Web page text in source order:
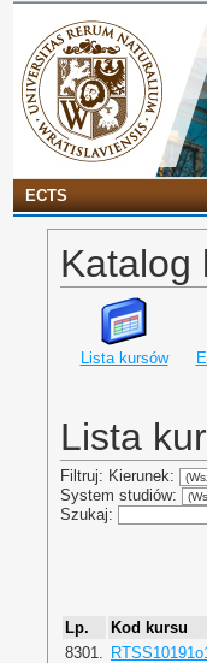
ECTS
Katalog
Lista kursów
Lista
Filtruj: Kierunek:
System studiów:
Szukaj:
Lp. Kod kursu
8301.